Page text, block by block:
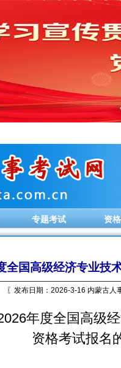
专题考试 资
全国高级经济专业技
〖发布日期：2026-3-16 内蒙古人
年度全国高级
资格考试报名